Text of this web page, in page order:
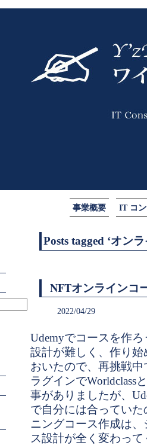
事業概要 IT コ
Posts tagged ‘オン
NFTオンラインコ
2022/04/29
Udemyでコースを作
設計が難しく、作り
おいたので、再挑戦中
ラグインでWorldclass
事がありましたが、
で自分には合ってい
ニングコース作成は
ス設計が全く変わっ